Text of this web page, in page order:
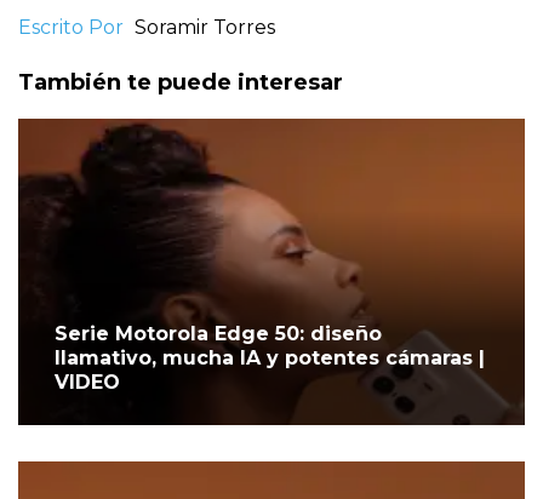
Escrito Por Soramir Torres
También te puede interesar
Serie Motorola Edge 50: diseño
llamativo, mucha IA y potentes cámaras |
VIDEO